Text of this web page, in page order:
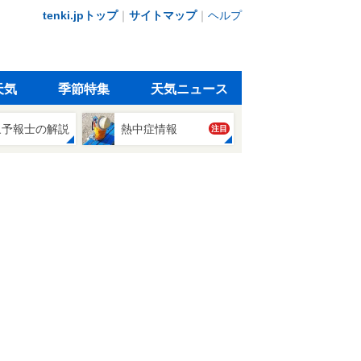
tenki.jpトップ｜ サイトマップ｜ ヘルプ
気 季節特集 天気ニュース
報士の解説 熱中症情報 注目